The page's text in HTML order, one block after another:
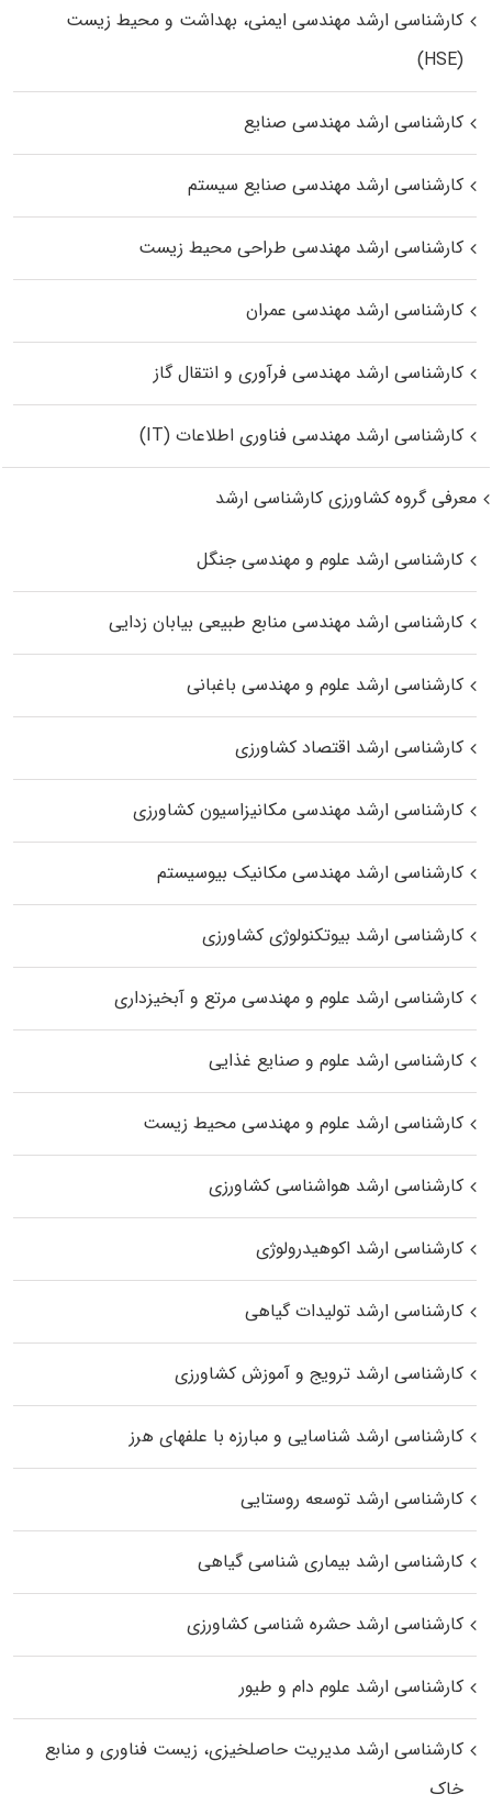
کارشناسی ارشد مهندسی ایمنی، بهداشت و محیط زیست
(HSE)
کارشناسی ارشد مهندسی صنایع
کارشناسی ارشد مهندسی صنایع سیستم
کارشناسی ارشد مهندسی طراحی محیط زیست
کارشناسی ارشد مهندسی عمران
کارشناسی ارشد مهندسی فرآوری و انتقال گاز
کارشناسی ارشد مهندسی فناوری اطلاعات (IT)
معرفی گروه کشاورزی کارشناسی ارشد
کارشناسی ارشد علوم و مهندسی جنگل
کارشناسی ارشد مهندسی منابع طبیعی بیابان زدایی
کارشناسی ارشد علوم و مهندسی باغبانی
کارشناسی ارشد اقتصاد کشاورزی
کارشناسی ارشد مهندسی مکانیزاسیون کشاورزی
کارشناسی ارشد مهندسی مکانیک بیوسیستم
کارشناسی ارشد بیوتکنولوژی کشاورزی
کارشناسی ارشد علوم و مهندسی مرتع و آبخیزداری
کارشناسی ارشد علوم و صنایع غذایی
کارشناسی ارشد علوم و مهندسی محیط زیست
کارشناسی ارشد هواشناسی کشاورزی
کارشناسی ارشد اکوهیدرولوژی
کارشناسی ارشد تولیدات گیاهی
کارشناسی ارشد ترویج و آموزش کشاورزی
کارشناسی ارشد شناسایی و مبارزه با علفهای هرز
کارشناسی ارشد توسعه روستایی
کارشناسی ارشد بیماری‌ شناسی گیاهی
کارشناسی ارشد حشره‌ شناسی کشاورزی
کارشناسی ارشد علوم دام و طیور
کارشناسی ارشد مدیریت حاصلخیزی، زیست فناوری و منابع
خاک